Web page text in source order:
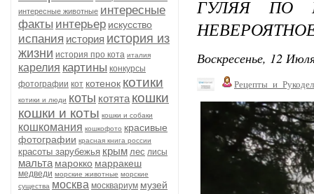
интересные животные интересные
факты интерьер искусство
испания история история из
жизни история про кота италия
карелия картины конкурсы
фотографии кот котенок котики
котики и люди коты котята кошки
кошки и коты кошки и собаки
кошкомания кошкофото красивые
фотографии красная книга россии
красоты зарубежья крым лес лисы
мальта марокко марракеш
медведи морские животные морские
существа москва москвариум музей
ГУЛЯЯ ПО
Воскресенье, 12